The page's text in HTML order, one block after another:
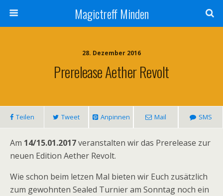
Magictreff Minden
28. Dezember 2016
Prerelease Aether Revolt
Teilen Tweet Anpinnen Mail SMS
Am 14/15.01.2017veranstalten wir das Prerelease zur
neuen Edition Aether Revolt.
Wie schon beim letzen Mal bieten wir Euch zusätzlich
zum gewohnten Sealed Turnier am Sonntag noch ein